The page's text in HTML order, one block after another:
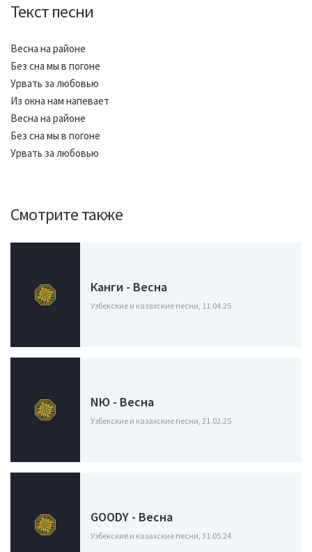
Текст песни
Весна на районе
Без сна мы в погоне
Урвать за любовью
Из окна нам напевает
Весна на районе
Без сна мы в погоне
Урвать за любовью
Смотрите также
Канги - Весна
Узбекские и казахские песни, 11.04.25
NЮ - Весна
Узбекские и казахские песни, 21.02.25
GOODY - Весна
Узбекские и казахские песни, 31.05.24